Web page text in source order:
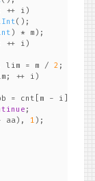
++ i)
();
) * m);
++ i)
lim = m / 2 ;
++ i)
= cnt[m - i];
;
aa), 1 );